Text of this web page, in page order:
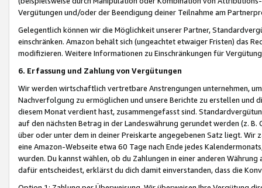
Vergütungen und/oder der Beendigung deiner Teilnahme am
Gelegentlich können wir die Möglichkeit unserer Partner,
einschränken. Amazon behält sich (ungeachtet etwaiger Fristen) das
modifizieren. Weitere Informationen zu Einschränkungen für
6. Erfassung und Zahlung von Vergütungen
Wir werden wirtschaftlich vertretbare Anstrengungen unternehmen,
Nachverfolgung zu ermöglichen und unsere Berichte zu erstellen und
diesem Monat verdient hast, zusammengefasst sind.
auf den nächsten Betrag in der Landeswährung gerundet werden (z.
über oder unter dem in deiner Preiskarte angegebenen Satz liegt.
eine Amazon-Webseite etwa 60 Tage nach Ende jedes
wurden. Du kannst wählen, ob du Zahlungen in einer anderen
dafür entscheidest, erklärst du dich damit einverstanden, dass die